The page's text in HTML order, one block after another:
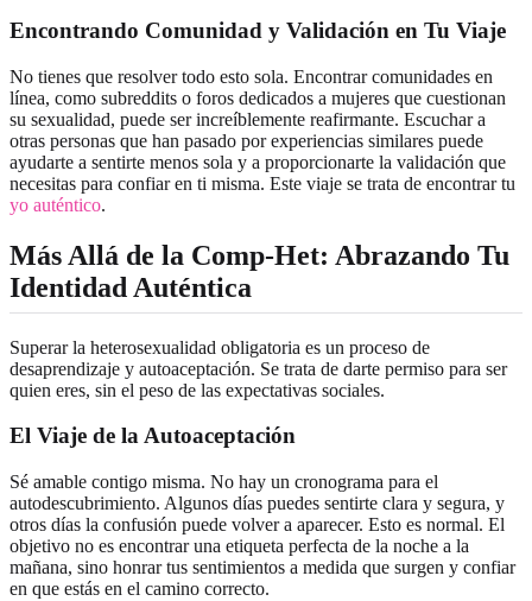
Encontrando Comunidad y Validación en Tu Viaje
No tienes que resolver todo esto sola. Encontrar comunidades en
línea, como subreddits o foros dedicados a mujeres que cuestionan
su sexualidad, puede ser increíblemente reafirmante. Escuchar a
otras personas que han pasado por experiencias similares puede
ayudarte a sentirte menos sola y a proporcionarte la validación que
necesitas para confiar en ti misma. Este viaje se trata de encontrar tu
yo auténtico.
Más Allá de la Comp-Het: Abrazando Tu
Identidad Auténtica
Superar la heterosexualidad obligatoria es un proceso de
desaprendizaje y autoaceptación. Se trata de darte permiso para ser
quien eres, sin el peso de las expectativas sociales.
El Viaje de la Autoaceptación
Sé amable contigo misma. No hay un cronograma para el
autodescubrimiento. Algunos días puedes sentirte clara y segura, y
otros días la confusión puede volver a aparecer. Esto es normal. El
objetivo no es encontrar una etiqueta perfecta de la noche a la
mañana, sino honrar tus sentimientos a medida que surgen y confiar
en que estás en el camino correcto.